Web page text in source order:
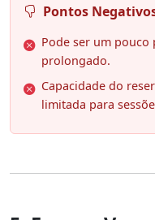
Pontos
Pode ser um pouco
prolongado.
Capacidade do
limitada para